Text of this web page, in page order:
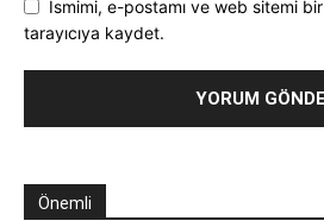
Ismimi, e-postamı ve web sitemi
tarayıcıya kaydet.
Önemli